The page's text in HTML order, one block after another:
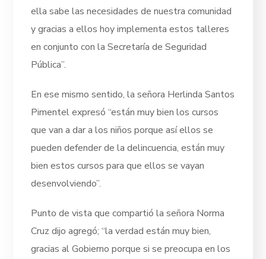
ella sabe las necesidades de nuestra comunidad
y gracias a ellos hoy implementa estos talleres
en conjunto con la Secretaría de Seguridad
Pública”.
En ese mismo sentido, la señora Herlinda Santos
Pimentel expresó “están muy bien los cursos
que van a dar a los niños porque así ellos se
pueden defender de la delincuencia, están muy
bien estos cursos para que ellos se vayan
desenvolviendo”.
Punto de vista que compartió la señora Norma
Cruz dijo agregó; “la verdad están muy bien,
gracias al Gobierno porque si se preocupa en los